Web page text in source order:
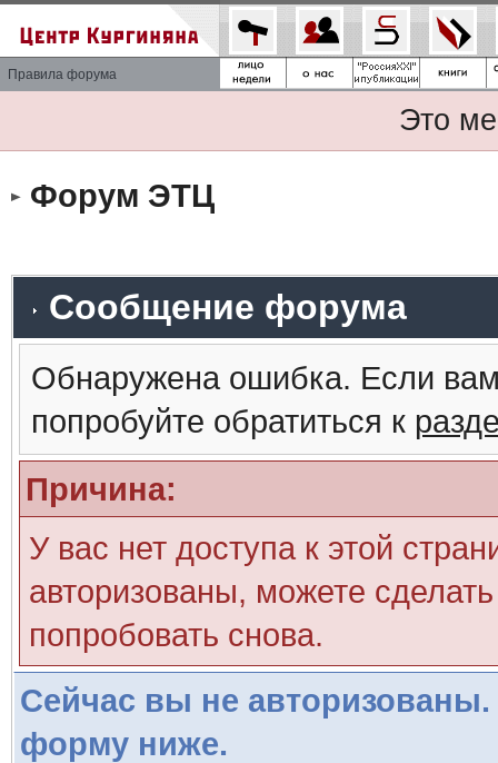
Правила форума
Это
Форум ЭТЦ
Сообщение форума
Обнаружена ошибка. Если
попробуйте обратиться к
Причина:
У вас нет доступа к этой
авторизованы, можете
попробовать снова.
Сейчас вы не авторизованы.
форму ниже.